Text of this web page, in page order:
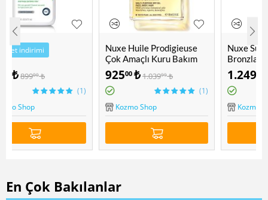
Nuxe Huile Prodigieuse
Çok Amaçlı Kuru Bakım
92500
Kozmo Shop
Nuxe Sun Güneşsiz
Bronzlaştırıcı Krem 100
1.249
Kozmo Shop
En Çok Bakılanlar